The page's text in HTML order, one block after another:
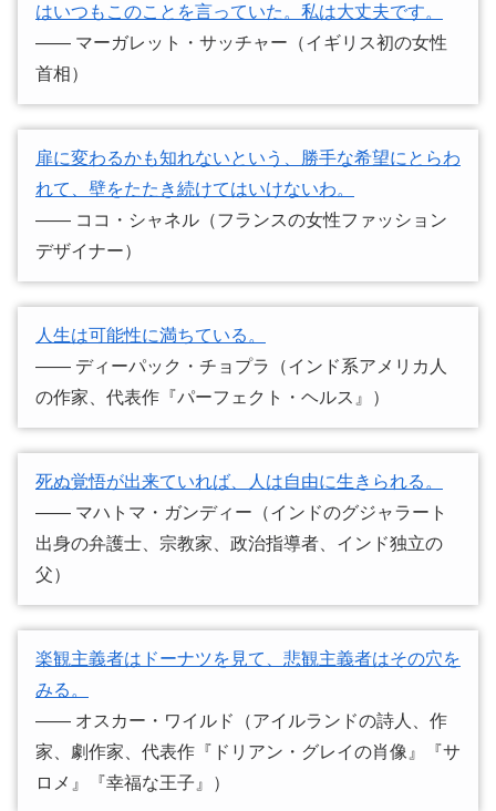
はいつもこのことを言っていた。私は大丈夫です。
―― マーガレット・サッチャー（イギリス初の女性
首相）
扉に変わるかも知れないという、勝手な希望にとらわ
れて、壁をたたき続けてはいけないわ。
―― ココ・シャネル（フランスの女性ファッション
デザイナー）
人生は可能性に満ちている。
―― ディーパック・チョプラ（インド系アメリカ人
の作家、代表作『パーフェクト・ヘルス』）
死ぬ覚悟が出来ていれば、人は自由に生きられる。
―― マハトマ・ガンディー（インドのグジャラート
出身の弁護士、宗教家、政治指導者、インド独立の
父）
楽観主義者はドーナツを見て、悲観主義者はその穴を
みる。
―― オスカー・ワイルド（アイルランドの詩人、作
家、劇作家、代表作『ドリアン・グレイの肖像』『サ
ロメ』『幸福な王子』）